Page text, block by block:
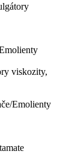
viskozity,
Emolienty